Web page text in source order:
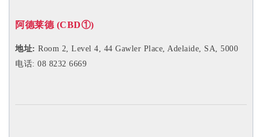
阿德莱德 (CBD①)
地址: Room 2, Level 4, 44 Gawler Place, Adelaide, SA, 5000
电话: 08 8232 6669